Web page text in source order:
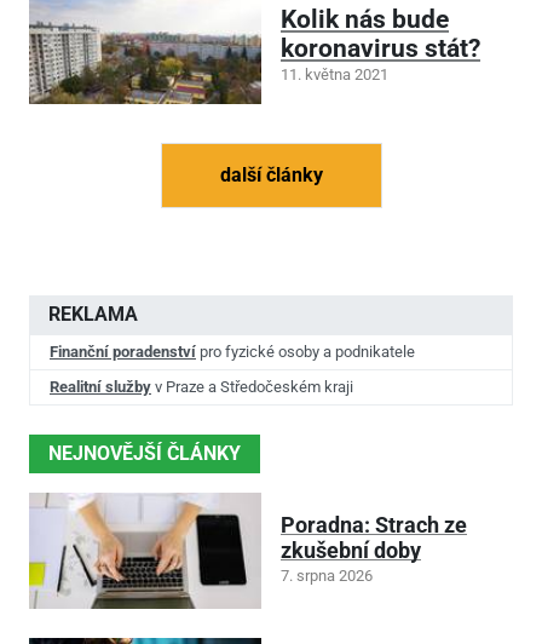
Kolik nás bude
koronavirus stát?
11. května 2021
další články
REKLAMA
Finanční poradenství pro fyzické osoby a podnikatele
Realitní služby v Praze a Středočeském kraji
NEJNOVĚJŠÍ ČLÁNKY
Poradna: Strach ze
zkušební doby
7. srpna 2026